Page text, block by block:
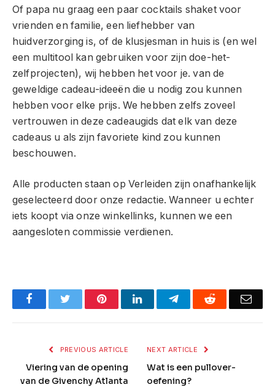
Of papa nu graag een paar cocktails shaket voor
vrienden en familie, een liefhebber van
huidverzorging is, of de klusjesman in huis is (en wel
een multitool kan gebruiken voor zijn doe-het-
zelfprojecten), wij hebben het voor je. van de
geweldige cadeau-ideeën die u nodig zou kunnen
hebben voor elke prijs. We hebben zelfs zoveel
vertrouwen in deze cadeaugids dat elk van deze
cadeaus u als zijn favoriete kind zou kunnen
beschouwen.
Alle producten staan ​​op Verleiden zijn onafhankelijk
geselecteerd door onze redactie. Wanneer u echter
iets koopt via onze winkellinks, kunnen we een
aangesloten commissie verdienen.
FacebookTwitter PinterestLinkedInTelegramReddit
PREVIOUS ARTICLE
Viering van de opening
van de Givenchy Atlanta
NEXT ARTICLE
Wat is een pullover-
oefening?